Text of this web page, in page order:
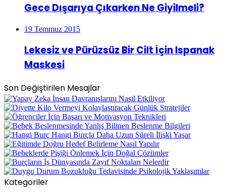
Gece Dışarıya Çıkarken Ne Giyilmeli?
19 Temmuz 2015
Lekesiz ve Pürüzsüz Bir Cilt İçin Ispanak
Maskesi
Son Değiştirilen Mesajlar
Kategoriler